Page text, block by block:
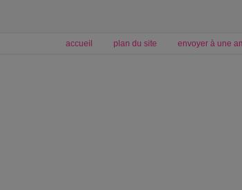
accueil plan du site envoyer à une